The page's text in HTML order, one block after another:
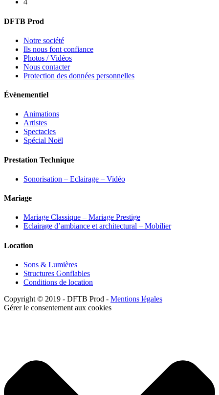
4
DFTB Prod
Notre société
Ils nous font confiance
Photos / Vidéos
Nous contacter
Protection des données personnelles
Évènementiel
Animations
Artistes
Spectacles
Spécial Noël
Prestation Technique
Sonorisation – Eclairage – Vidéo
Mariage
Mariage Classique – Mariage Prestige
Eclairage d’ambiance et architectural – Mobilier
Location
Sons & Lumières
Structures Gonflables
Conditions de location
Copyright © 2019 - DFTB Prod - Mentions légales
Gérer le consentement aux cookies